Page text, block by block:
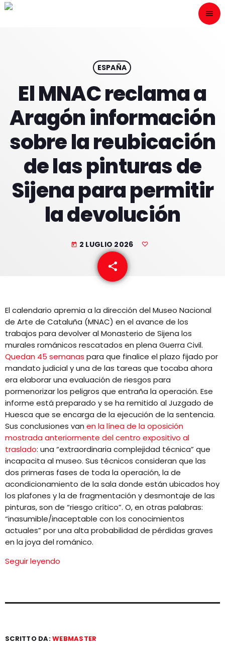
menu
play_arrow
HOME
PROGRAMACION
NUESTRAS FRECUENCIAS
ESPAÑA
El MNAC reclama a
Aragón información
sobre la reubicación
de las pinturas de
Sijena para permitir
la devolución
today 2 LUGLIO 2026
share
email
El calendario apremia a la dirección del Museo Nacional
de Arte de Cataluña (MNAC) en el avance de los
trabajos para devolver al Monasterio de Sijena los
murales románicos rescatados en plena Guerra Civil.
Quedan 45 semanas para que finalice el plazo fijado por
mandato judicial y una de las tareas que tocaba ahora
era elaborar una evaluación de riesgos para
pormenorizar los peligros que entraña la operación. Ese
informe está preparado y se ha remitido al Juzgado de
Huesca que se encarga de la ejecución de la sentencia.
Sus conclusiones van en la línea de la oposición
mostrada anteriormente del centro expositivo al
traslado: una “extraordinaria complejidad técnica” que
incapacita al museo. Sus técnicos consideran que las
dos primeras fases de toda la operación, la de
acondicionamiento de la sala donde están ubicados hoy
los plafones y la de fragmentación y desmontaje de las
pinturas, son de “riesgo crítico”. O, en otras palabras:
“inasumible/inaceptable con los conocimientos
actuales” por una alta probabilidad de pérdidas graves
en la joya del románico.
Seguir leyendo
SCRITTO DA:WEBMASTER